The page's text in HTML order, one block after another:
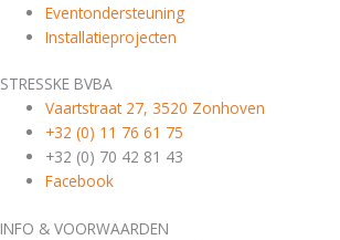
Eventondersteuning
Installatieprojecten
STRESSKE BVBA
Vaartstraat 27, 3520 Zonhoven
+32 (0) 11 76 61 75
+32 (0) 70 42 81 43
Facebook
INFO & VOORWAARDEN